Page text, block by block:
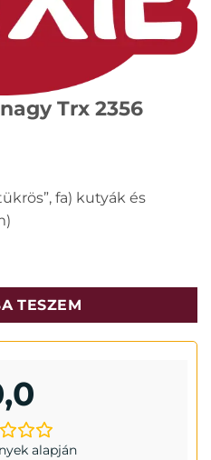
Trx 2356
fa) kutyák és
mennyiség
TESZEM
alapján